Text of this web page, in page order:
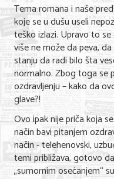
Tema romana i naše
koje se u dušu useli
teško izlazi. Upravo to
više ne može da peva,
stanju da radi bilo šta
normalno. Zbog toga se
ozdravljenju – kako da
glave?!
Ovo ipak nije priča koja
način bavi pitanjem
način - telehenovski,
temi približava, gotovo
„sumornim osećanjem“